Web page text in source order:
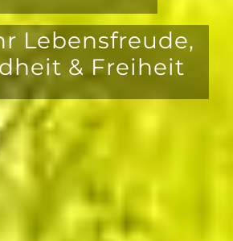
Lebensfreude,
& Freiheit